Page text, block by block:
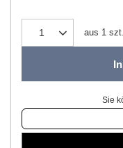
aus 1 szt.
Sie